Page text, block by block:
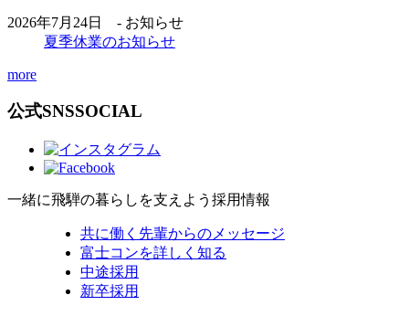
2026年7月24日 - お知らせ
夏季休業のお知らせ
more
公式SNSSOCIAL
一緒に飛騨の暮らしを支えよう 採用情報
共に働く先輩からのメッセージ
富士コンを詳しく知る
中途採用
新卒採用